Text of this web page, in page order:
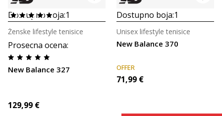
Dostupno boja:1
Prosecna ocena:
New Balance 327
Ženske lifestyle tenisice
129,99 €
Dostupno boja:1
New Balance 370
Unisex lifestyle tenisice
OFFER
71,99 €